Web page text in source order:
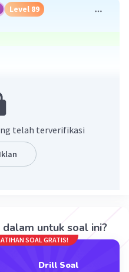
Level 89
telah terverifikasi
untuk soal ini?
SOAL GRATIS!
Drill Soal